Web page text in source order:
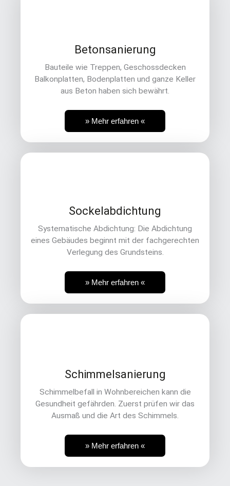
Betonsanierung
Bauteile wie Treppen, Geschossdecken
Balkonplatten, Bodenplatten und ganze Keller
aus Beton haben sich bewährt.
» Mehr erfahren «
Sockelabdichtung
Systematische Abdichtung: Die Abdichtung
eines Gebäudes beginnt mit der fachgerechten
Verlegung des Grundsteins.
» Mehr erfahren «
Schimmelsanierung
Schimmelbefall in Wohnbereichen kann die
Gesundheit gefährden. Zuerst prüfen wir das
Ausmaß und die Art des Schimmels.
» Mehr erfahren «